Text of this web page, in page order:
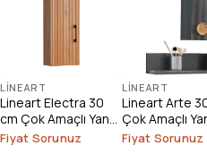
LINEART
Lineart Electra 30
cm Çok Amaçlı Yan
Üst Dolap
Fiyat Sorunuz
LINEART
Lineart Arte
Çok Amaçlı
Dolap
Fiyat Sorunuz